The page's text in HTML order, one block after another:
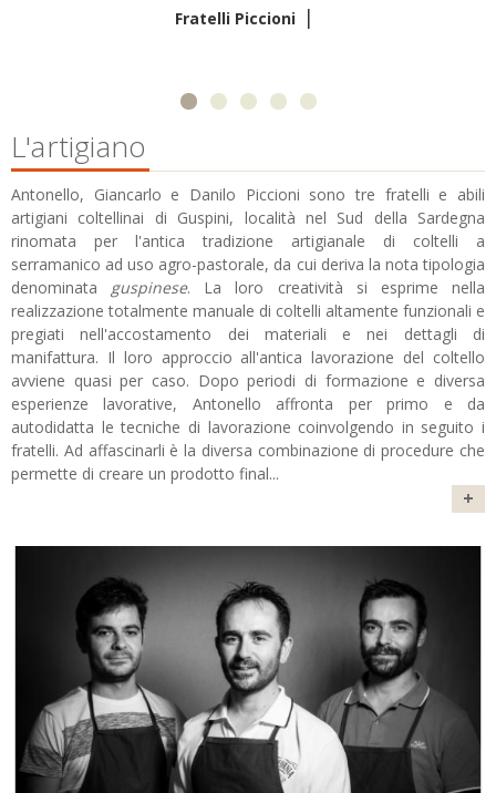
Fratelli Piccioni |
L'artigiano
Antonello, Giancarlo e Danilo Piccioni sono tre fratelli e abili
artigiani coltellinai di Guspini, località nel Sud della Sardegna
rinomata per l'antica tradizione artigianale di coltelli a
serramanico ad uso agro-pastorale, da cui deriva la nota tipologia
denominata guspinese. La loro creatività si esprime nella
realizzazione totalmente manuale di coltelli altamente funzionali e
pregiati nell'accostamento dei materiali e nei dettagli di
manifattura. Il loro approccio all'antica lavorazione del coltello
avviene quasi per caso. Dopo periodi di formazione e diversa
esperienze lavorative, Antonello affronta per primo e da
autodidatta le tecniche di lavorazione coinvolgendo in seguito i
fratelli. Ad affascinarli è la diversa combinazione di procedure che
permette di creare un prodotto final...
+